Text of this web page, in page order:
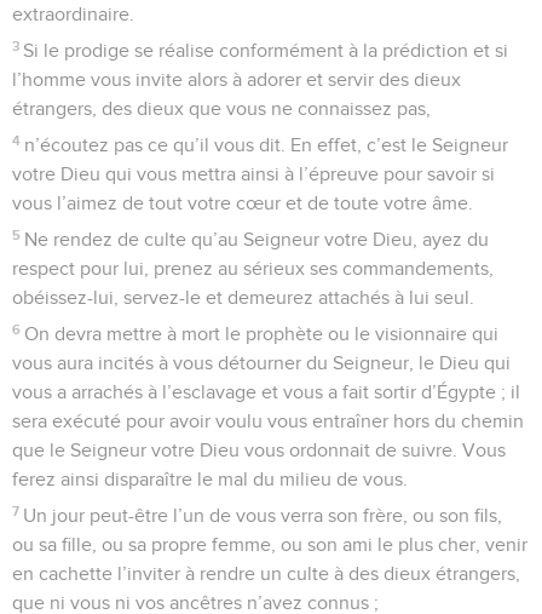
extraordinaire.
3 Si le prodige se réalise conformément à la prédiction et si
l’homme vous invite alors à adorer et servir des dieux
étrangers, des dieux que vous ne connaissez pas,
4 n’écoutez pas ce qu’il vous dit. En effet, c’est le Seigneur
votre Dieu qui vous mettra ainsi à l’épreuve pour savoir si
vous l’aimez de tout votre cœur et de toute votre âme.
5 Ne rendez de culte qu’au Seigneur votre Dieu, ayez du
respect pour lui, prenez au sérieux ses commandements,
obéissez-lui, servez-le et demeurez attachés à lui seul.
6 On devra mettre à mort le prophète ou le visionnaire qui
vous aura incités à vous détourner du Seigneur, le Dieu qui
vous a arrachés à l’esclavage et vous a fait sortir d’Égypte ; il
sera exécuté pour avoir voulu vous entraîner hors du chemin
que le Seigneur votre Dieu vous ordonnait de suivre. Vous
ferez ainsi disparaître le mal du milieu de vous.
7 Un jour peut-être l’un de vous verra son frère, ou son fils,
ou sa fille, ou sa propre femme, ou son ami le plus cher, venir
en cachette l’inviter à rendre un culte à des dieux étrangers,
que ni vous ni vos ancêtres n’avez connus ;